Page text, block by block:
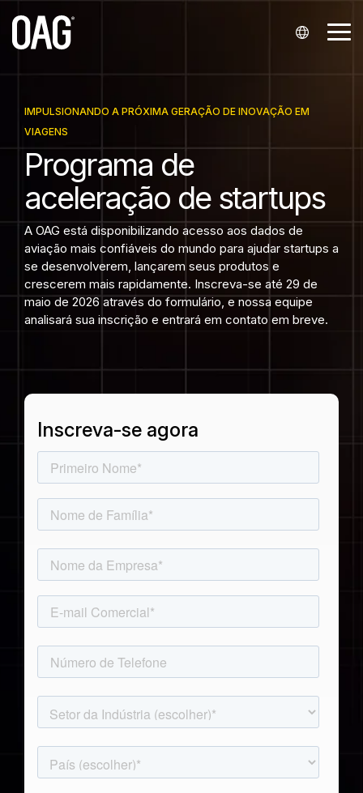
para
Inglês (
Chinês (
中文
Espanhol (
Español
日本語
Coreano (
Polonês (
Alemão (
Deutsch
Francês (
Schedules
Status
Airfares
Historical
Seats
Tempos Mínimos de Conexão
Passenger Booking Data
Conexões de voos
Explorar todos os conjuntos de dados
API
Alerts
Snowflake
Análises
Análise de horários
Análise de tarifas aéreas
Análise de reservas de passageiros
Aeroportos
Prestadores de serviços aeroportuários
Finanças
Minha conta
Central de Conteúdo
Fale com Suporte
Portal do Cliente Infare
Empresa
Sobre nós
Nossas localizações
Eventos
Carreiras
Contato para a imprensa
Integradores e revendedores
Parcerias com companhias aéreas
Startups
IMPULSIONANDO A PRÓXIMA GERAÇÃO DE INOVAÇÃO EM
VIAGENS
Programa de
aceleração de startups
A OAG está disponibilizando acesso aos dados de
aviação mais confiáveis do mundo para ajudar startups a
se desenvolverem, lançarem seus produtos e
crescerem mais rapidamente. Inscreva-se até 29 de
maio de 2026 através do formulário, e nossa equipe
analisará sua inscrição e entrará em contato em breve.
Inscreva-se agora